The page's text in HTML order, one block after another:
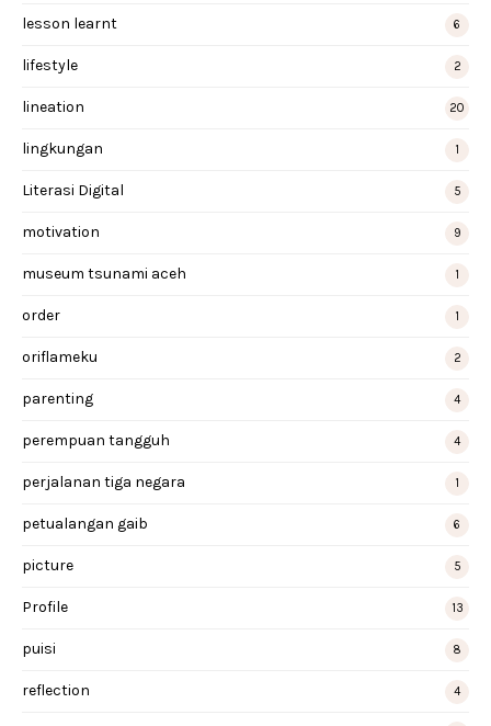
lesson learnt 6
lifestyle 2
lineation 20
lingkungan 1
Literasi Digital 5
motivation 9
museum tsunami aceh 1
order 1
oriflameku 2
parenting 4
perempuan tangguh 4
perjalanan tiga negara 1
petualangan gaib 6
picture 5
Profile 13
puisi 8
reflection 4